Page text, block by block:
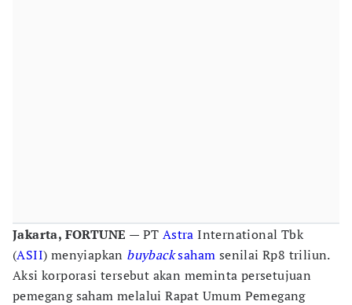
Jakarta, FORTUNE — PT Astra International Tbk
(ASII) menyiapkan buyback saham senilai Rp8 triliun.
Aksi korporasi tersebut akan meminta persetujuan
pemegang saham melalui Rapat Umum Pemegang